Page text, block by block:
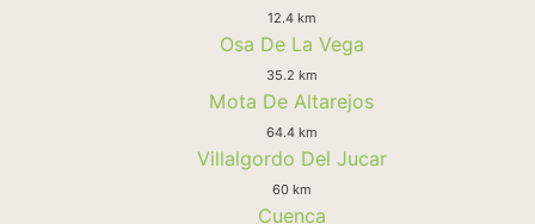
12.4 km
Osa De La Vega
35.2 km
Mota De Altarejos
64.4 km
Villalgordo Del Jucar
60 km
Cuenca